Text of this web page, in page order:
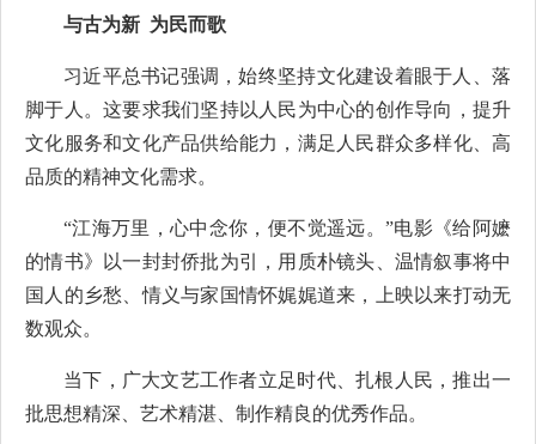
与古为新 为民而歌
习近平总书记强调，始终坚持文化建设着眼于人、落
脚于人。这要求我们坚持以人民为中心的创作导向，提升
文化服务和文化产品供给能力，满足人民群众多样化、高
品质的精神文化需求。
“江海万里，心中念你，便不觉遥远。”电影《给阿嬷
的情书》以一封封侨批为引，用质朴镜头、温情叙事将中
国人的乡愁、情义与家国情怀娓娓道来，上映以来打动无
数观众。
当下，广大文艺工作者立足时代、扎根人民，推出一
批思想精深、艺术精湛、制作精良的优秀作品。